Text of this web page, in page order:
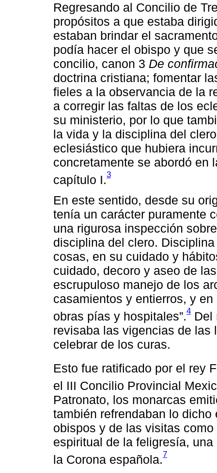
Regresando al Concilio de
propósitos a que estaba
estaban brindar el
podía hacer el obispo y que
concilio, canon 3 De
doctrina cristiana; fomentar
fieles a la observancia de la
a corregir las faltas de los
su ministerio, por lo que
la vida y la disciplina del
eclesiástico que hubiera
concretamente se abordó en
capítulo I.3
En este sentido, desde su
tenía un carácter puramente
una rigurosa inspección
disciplina del clero.
cosas, en su cuidado y
cuidado, decoro y aseo de
escrupuloso manejo de los
casamientos y entierros, y
obras pías y hospitales”.4 Del
revisaba las vigencias de las
celebrar de los curas.
Esto fue ratificado por el rey
el III Concilio Provincial
Patronato, los monarcas
también refrendaban lo
obispos y de las visitas
espiritual de la feligresía,
la Corona española.7